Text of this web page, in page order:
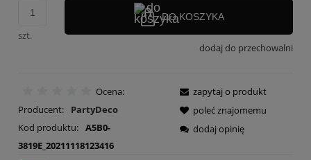
szt.
DO KOSZYKA
dodaj do przechowalni
Ocena:
Producent:
PartyDeco
Kod produktu: A5B0-
3819E_20211118123416
zapytaj o produkt
poleć znajomemu
dodaj opinię